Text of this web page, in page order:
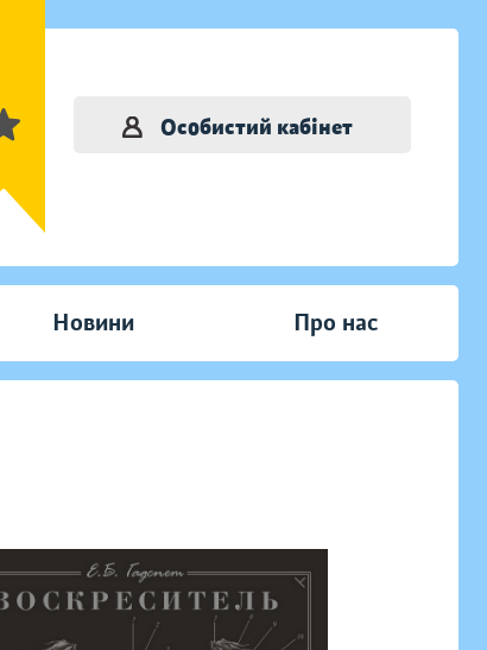
Особистий кабінет
Новини Про нас